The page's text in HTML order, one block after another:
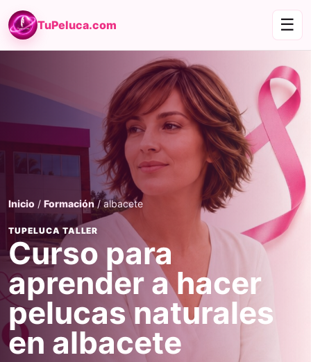
TuPeluca.com ☰
Inicio / Formación / albacete
TUPELUCA TALLER
Curso para
aprender a hacer
pelucas naturales
en albacete